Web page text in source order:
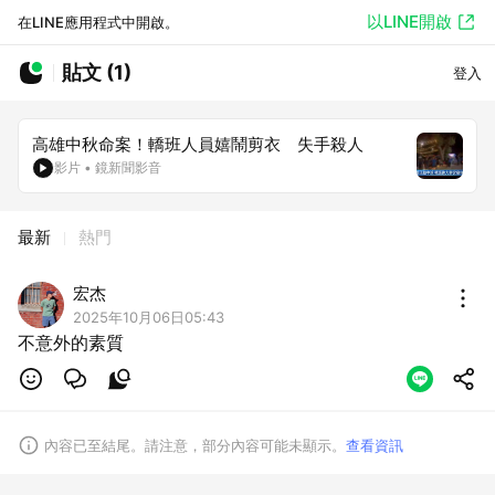
在LINE應用程式中開啟。 以LINE開啟
貼文 (1) 登入
高雄中秋命案！轎班人員嬉鬧剪衣 失手殺人
影片 • 鏡新聞影音
最新 熱門
宏杰
2025年10月06日05:43
不意外的素質
內容已至結尾。請注意，部分內容可能未顯示。 查看資訊